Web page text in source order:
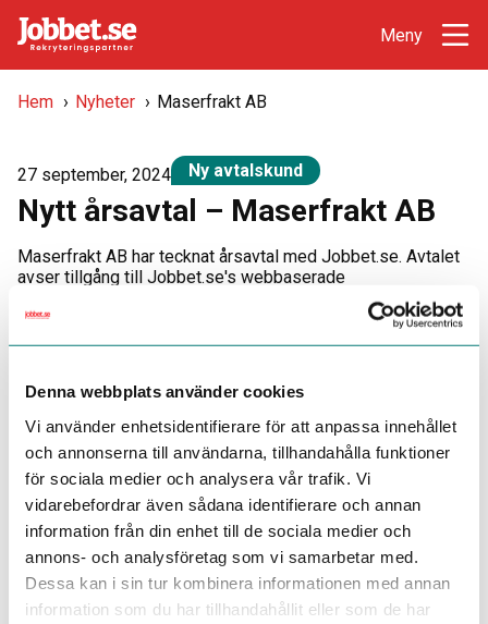
Denna webbplats använder cookies
Vi använder enhetsidentifierare för att anpassa innehållet
och annonserna till användarna, tillhandahålla funktioner
för sociala medier och analysera vår trafik. Vi
vidarebefordrar även sådana identifierare och annan
information från din enhet till de sociala medier och
annons- och analysföretag som vi samarbetar med.
Dessa kan i sin tur kombinera informationen med annan
information som du har tillhandahållit eller som de har
Hem › Nyheter › Maserfrakt AB
27 september, 2024 Ny avtalskund
Nytt årsavtal – Maserfrakt AB
Maserfrakt AB har tecknat årsavtal med Jobbet.se. Avtalet
avser tillgång till Jobbet.se's webbaserade
Rekryteringscenter inkl. support från Jobbet.se's
rekryteringsavdelning vardagar 08.00 – 17.00.
och Gävleborg, med egna kontor, terminaler och täkter. Även
om vi är ett stort företag med det stora företagets resurser
och effektivitet så har vi genom delägarna också de
småskaliga fördelarna som personlig service och närhet.